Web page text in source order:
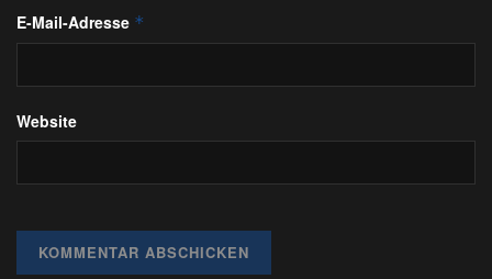
E-Mail-Adresse *
Website